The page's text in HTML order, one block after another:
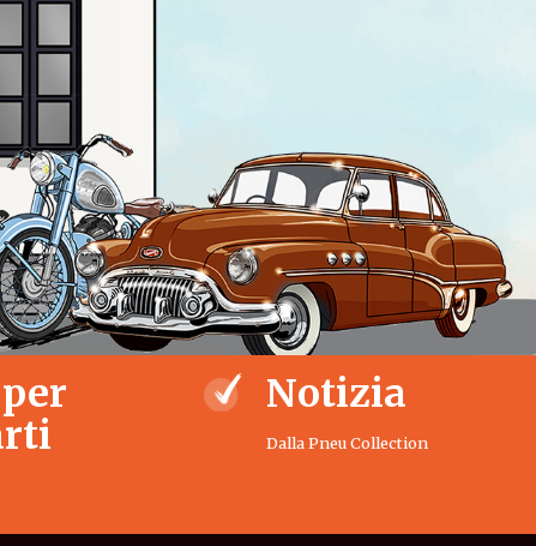
Notizia
Dalla Pneu Collection